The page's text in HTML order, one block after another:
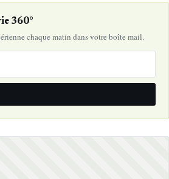
360°
chaque matin dans votre boîte mail.